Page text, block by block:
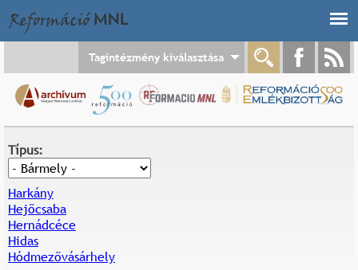
Tagintézmény kiválasztása
Típus:
Harkány
Hejőcsaba
Hernádcéce
Hidas
Hódmezővásárhely